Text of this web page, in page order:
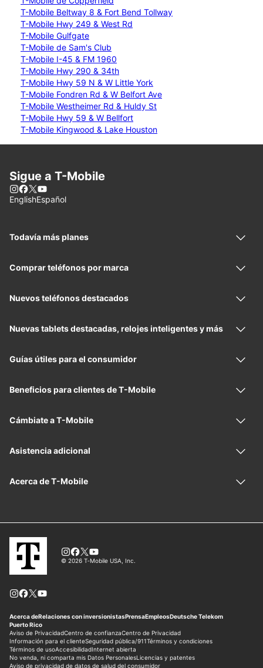
T-Mobile Beltway 8 & Fort Bend Tollway
T-Mobile Hwy 249 & West Rd
T-Mobile Gulfgate
T-Mobile de Sam's Club
T-Mobile I-45 & FM 1960
T-Mobile Hwy 290 & 34th
T-Mobile Hwy 59 N & W Little York
T-Mobile Fondren Rd & W Belfort Ave
T-Mobile Westheimer Rd & Huldy St
T-Mobile Hwy 59 & W Bellfort
T-Mobile Kingwood & Lake Houston